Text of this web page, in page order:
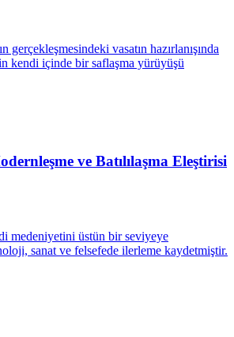
gerçekleşmesindeki vasatın hazırlanışında
kendi içinde bir saflaşma yürüyüşü
ve Batılılaşma Eleştirisi
medeniyetini üstün bir seviyeye
sanat ve felsefede ilerleme kaydetmiştir.